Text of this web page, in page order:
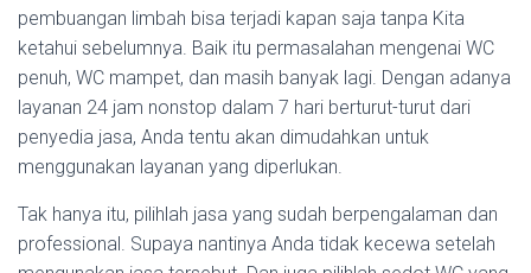
pembuangan limbah bisa terjadi kapan saja tanpa Kita
ketahui sebelumnya. Baik itu permasalahan mengenai WC
penuh, WC mampet, dan masih banyak lagi. Dengan adanya
layanan 24 jam nonstop dalam 7 hari berturut-turut dari
penyedia jasa, Anda tentu akan dimudahkan untuk
menggunakan layanan yang diperlukan.
Tak hanya itu, pilihlah jasa yang sudah berpengalaman dan
professional. Supaya nantinya Anda tidak kecewa setelah